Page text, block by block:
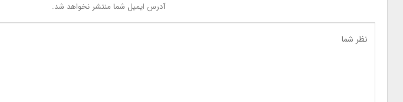
آدرس ایمیل شما منتشر نخواهد شد.